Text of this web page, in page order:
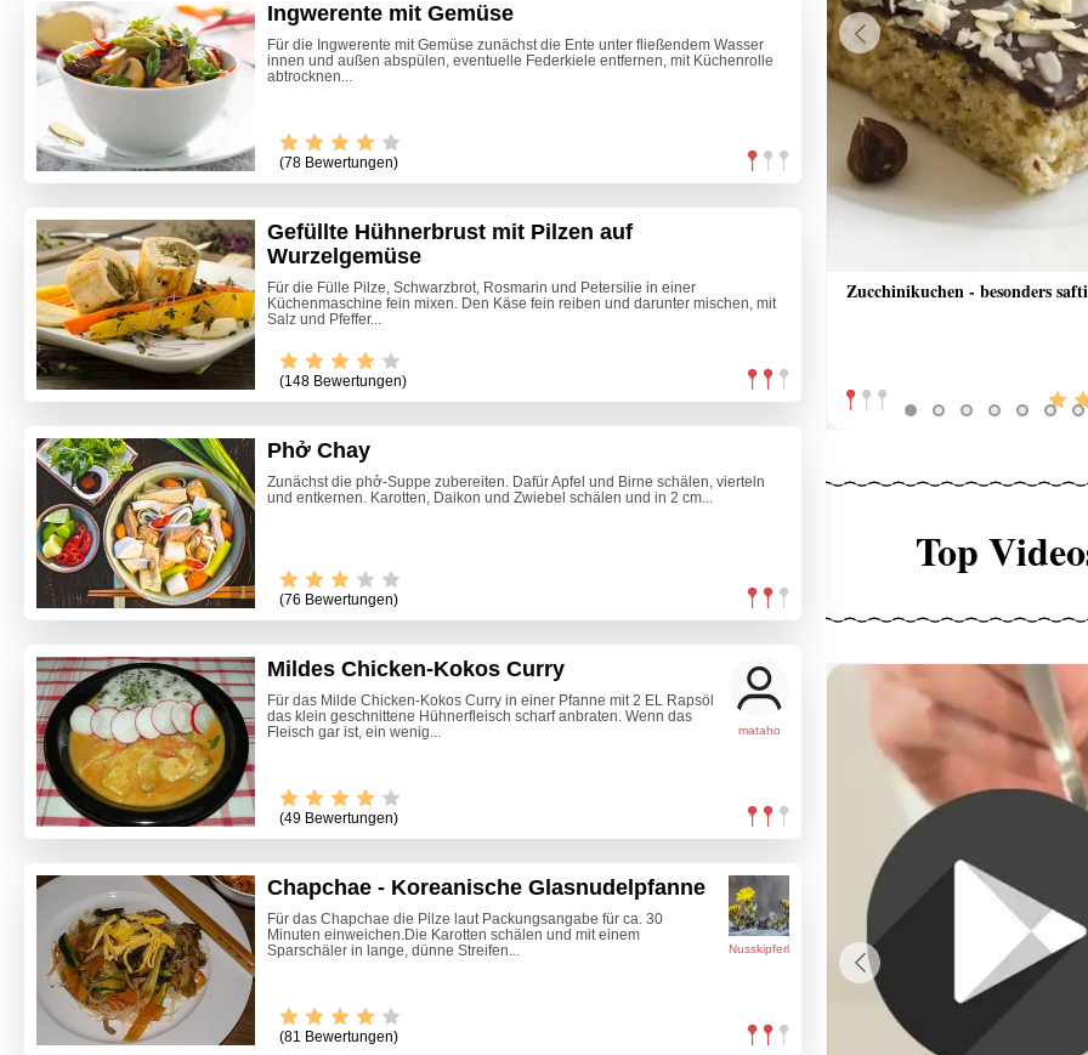
Ingwerente mit Gemüse
Für die Ingwerente mit Gemüse zunächst die Ente unter fließendem Wasser
innen und außen abspülen, eventuelle Federkiele entfernen, mit Küchenrolle
abtrocknen...
(78 Bewertungen)
Gefüllte Hühnerbrust mit Pilzen auf
Wurzelgemüse
Für die Fülle Pilze, Schwarzbrot, Rosmarin und Petersilie in einer
Küchenmaschine fein mixen. Den Käse fein reiben und darunter mischen, mit
Salz und Pfeffer...
(148 Bewertungen)
Phở Chay
Zunächst die phở-Suppe zubereiten. Dafür Apfel und Birne schälen, vierteln
und entkernen. Karotten, Daikon und Zwiebel schälen und in 2 cm...
(76 Bewertungen)
mataho
Mildes Chicken-Kokos Curry
Für das Milde Chicken-Kokos Curry in einer Pfanne mit 2 EL Rapsöl
das klein geschnittene Hühnerfleisch scharf anbraten. Wenn das
Fleisch gar ist, ein wenig...
(49 Bewertungen)
Nusskipferl
Chapchae - Koreanische Glasnudelpfanne
Für das Chapchae die Pilze laut Packungsangabe für ca. 30
Minuten einweichen.Die Karotten schälen und mit einem
Sparschäler in lange, dünne Streifen...
(81 Bewertungen)
Zucchinikuchen - besonders
Zitronenrisotto mit Räucherlachs, Rote
Beete Salsa und Crème fraîche
Previous
Top
Previous